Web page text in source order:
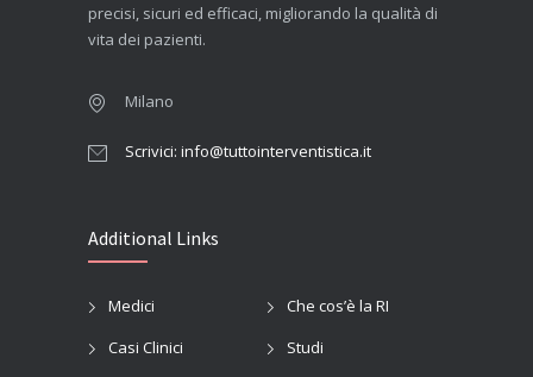
precisi, sicuri ed efficaci, migliorando la qualità di
vita dei pazienti.
Milano
Scrivici: info@tuttointerventistica.it
Additional Links
Medici
Che cos’è la RI
Casi Clinici
Studi